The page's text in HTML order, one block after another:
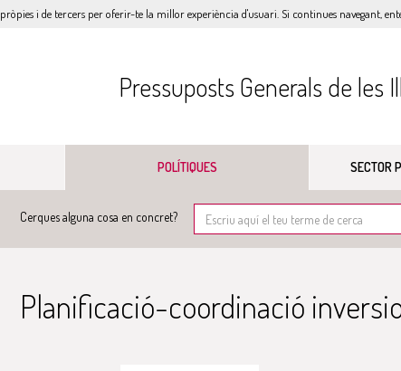
i de tercers per oferir-te la millor experiència d'usuari. Si continues navegant,
Pressuposts Generals de les
POLÍTIQUES SECTOR
Cerques alguna cosa en concret?
Planificació-coordinació